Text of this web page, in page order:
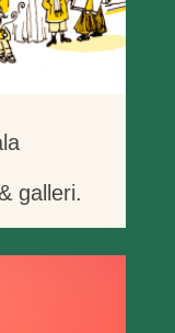
galleri.